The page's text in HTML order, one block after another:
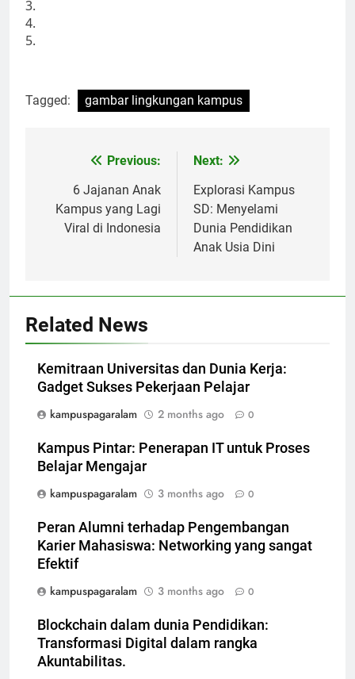
3.
4.
5.
Tagged: gambar lingkungan kampus
navigation
Previous:
6 Jajanan Anak
Kampus yang Lagi
Viral di Indonesia
Next:
Explorasi Kampus
SD: Menyelami
Dunia Pendidikan
Anak Usia Dini
Related News
Kemitraan Universitas dan Dunia Kerja:
Gadget Sukses Pekerjaan Pelajar
kampuspagaralam
2 months ago 0
Kampus Pintar: Penerapan IT untuk Proses
Belajar Mengajar
kampuspagaralam
3 months ago 0
Peran Alumni terhadap Pengembangan
Karier Mahasiswa: Networking yang sangat
Efektif
kampuspagaralam
3 months ago 0
Blockchain dalam dunia Pendidikan:
Transformasi Digital dalam rangka
Akuntabilitas.